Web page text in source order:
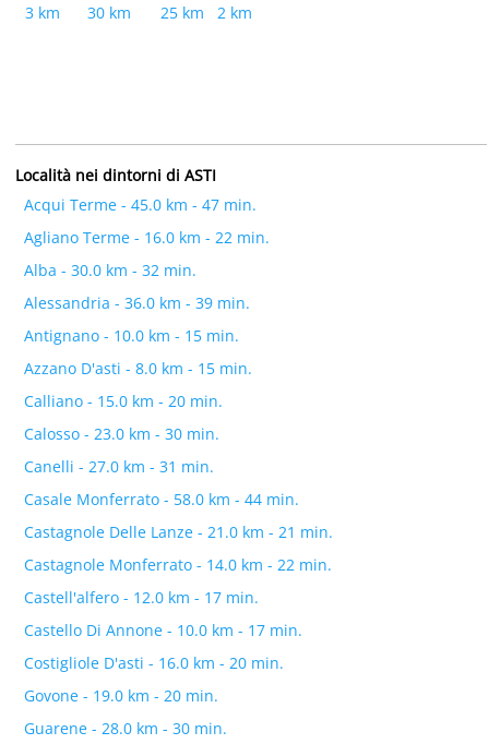
3 km
30 km
25 km
2 km
Località nei dintorni di ASTI
Acqui Terme - 45.0 km - 47 min.
Agliano Terme - 16.0 km - 22 min.
Alba - 30.0 km - 32 min.
Alessandria - 36.0 km - 39 min.
Antignano - 10.0 km - 15 min.
Azzano D'asti - 8.0 km - 15 min.
Calliano - 15.0 km - 20 min.
Calosso - 23.0 km - 30 min.
Canelli - 27.0 km - 31 min.
Casale Monferrato - 58.0 km - 44 min.
Castagnole Delle Lanze - 21.0 km - 21 min.
Castagnole Monferrato - 14.0 km - 22 min.
Castell'alfero - 12.0 km - 17 min.
Castello Di Annone - 10.0 km - 17 min.
Costigliole D'asti - 16.0 km - 20 min.
Govone - 19.0 km - 20 min.
Guarene - 28.0 km - 30 min.